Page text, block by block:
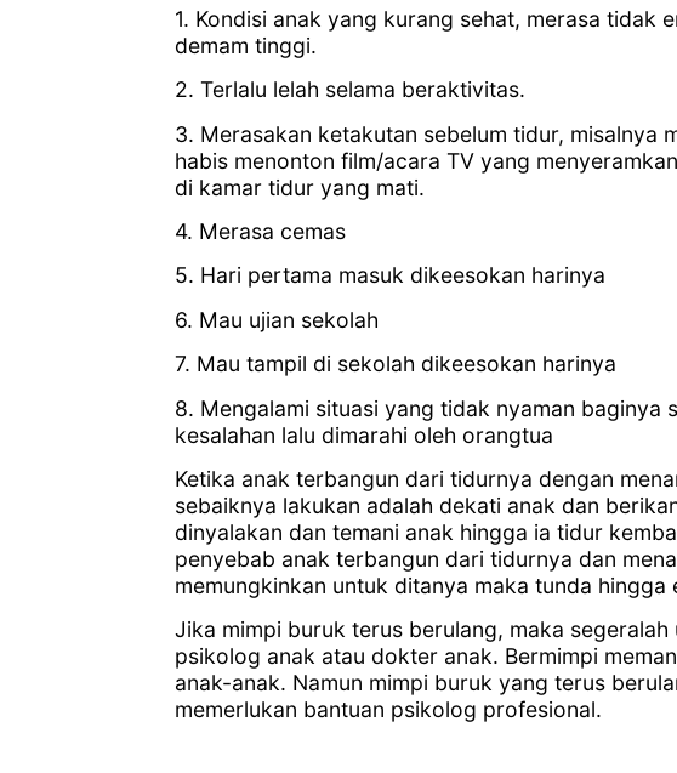
1. Kondisi anak yang kurang sehat, merasa tidak
demam tinggi.
2. Terlalu lelah selama beraktivitas.
3. Merasakan ketakutan sebelum tidur, misalnya
habis menonton film/acara TV yang
di kamar tidur yang mati.
4. Merasa cemas
5. Hari pertama masuk dikeesokan harinya
6. Mau ujian sekolah
7. Mau tampil di sekolah dikeesokan harinya
8. Mengalami situasi yang tidak nyaman baginya
kesalahan lalu dimarahi oleh orangtua
Ketika anak terbangun dari tidurnya dengan
sebaiknya lakukan adalah dekati anak dan
dinyalakan dan temani anak hingga ia tidur
penyebab anak terbangun dari tidurnya dan
memungkinkan untuk ditanya maka tunda hingga
Jika mimpi buruk terus berulang, maka
psikolog anak atau dokter anak. Bermimpi
anak-anak. Namun mimpi buruk yang terus
memerlukan bantuan psikolog profesional.